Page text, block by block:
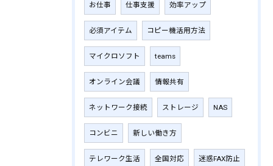
お仕事 仕事支援 効率アップ
必須アイテム コピー機活用方法
マイクロソフト teams
オンライン会議 情報共有
ネットワーク接続 ストレージ NAS
コンビニ 新しい働き方
テレワーク生活 全国対応 迷惑FAX防止